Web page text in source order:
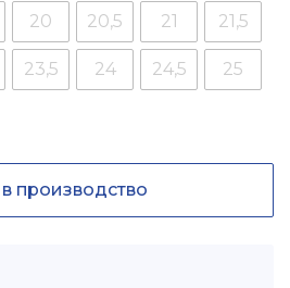
20 20,5 21 21,5
23,5 24 24,5 25
производство